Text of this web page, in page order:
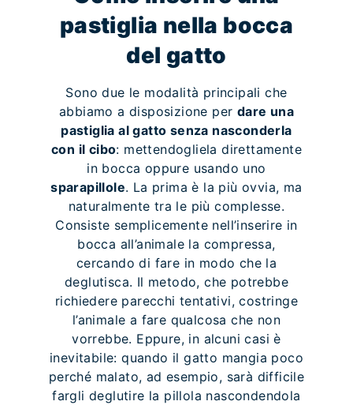
pastiglia nella bocca
del gatto
Sono due le modalità principali che
abbiamo a disposizione per dare una
pastiglia al gatto senza nasconderla
con il cibo: mettendogliela direttamente
in bocca oppure usando uno
sparapillole. La prima è la più ovvia, ma
naturalmente tra le più complesse.
Consiste semplicemente nell’inserire in
bocca all’animale la compressa,
cercando di fare in modo che la
deglutisca. Il metodo, che potrebbe
richiedere parecchi tentativi, costringe
l’animale a fare qualcosa che non
vorrebbe. Eppure, in alcuni casi è
inevitabile: quando il gatto mangia poco
perché malato, ad esempio, sarà difficile
fargli deglutire la pillola nascondendola